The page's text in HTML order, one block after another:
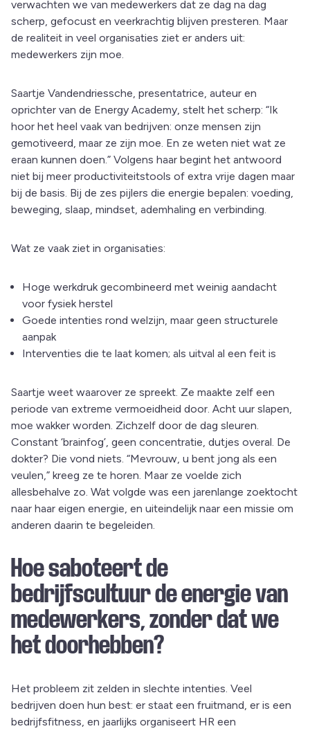
verwachten we van medewerkers dat ze dag na dag
scherp, gefocust en veerkrachtig blijven presteren. Maar
de realiteit in veel organisaties ziet er anders uit:
medewerkers zijn moe.
Saartje Vandendriessche, presentatrice, auteur en
oprichter van de Energy Academy, stelt het scherp: “Ik
hoor het heel vaak van bedrijven: onze mensen zijn
gemotiveerd, maar ze zijn moe. En ze weten niet wat ze
eraan kunnen doen.” Volgens haar begint het antwoord
niet bij meer productiviteitstools of extra vrije dagen maar
bij de basis. Bij de zes pijlers die energie bepalen: voeding,
beweging, slaap, mindset, ademhaling en verbinding.
Wat ze vaak ziet in organisaties:
Hoge werkdruk gecombineerd met weinig aandacht
voor fysiek herstel
Goede intenties rond welzijn, maar geen structurele
aanpak
Interventies die te laat komen; als uitval al een feit is
Saartje weet waarover ze spreekt. Ze maakte zelf een
periode van extreme vermoeidheid door. Acht uur slapen,
moe wakker worden. Zichzelf door de dag sleuren.
Constant ‘brainfog’, geen concentratie, dutjes overal. De
dokter? Die vond niets. “Mevrouw, u bent jong als een
veulen,” kreeg ze te horen. Maar ze voelde zich
allesbehalve zo. Wat volgde was een jarenlange zoektocht
naar haar eigen energie, en uiteindelijk naar een missie om
anderen daarin te begeleiden.
Hoe saboteert de
bedrijfscultuur de energie van
medewerkers, zonder dat we
het doorhebben?
Het probleem zit zelden in slechte intenties. Veel
bedrijven doen hun best: er staat een fruitmand, er is een
bedrijfsfitness, en jaarlijks organiseert HR een